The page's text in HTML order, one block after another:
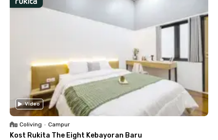
Video
Coliving • Campur
Kost Rukita The Eight Kebayoran Baru